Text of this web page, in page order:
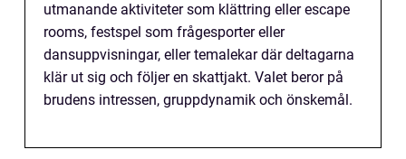
utmanande aktiviteter som klättring eller escape
rooms, festspel som frågesporter eller
dansuppvisningar, eller temalekar där deltagarna
klär ut sig och följer en skattjakt. Valet beror på
brudens intressen, gruppdynamik och önskemål.